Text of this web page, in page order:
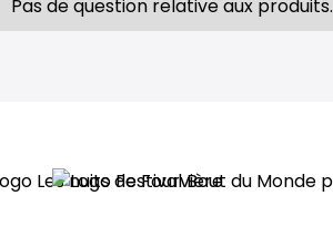
Pas de question relative aux produits.